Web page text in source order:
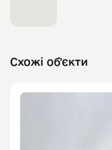
Схожі обʼєкти